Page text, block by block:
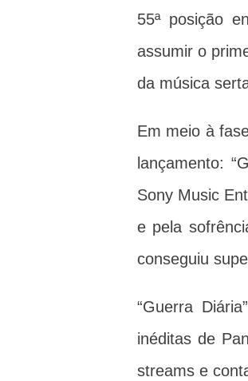
55ª posição
assumir o
da música
Em meio à
lançamento:
Sony Music
e pela
conseguiu
“Guerra
inéditas de
streams e